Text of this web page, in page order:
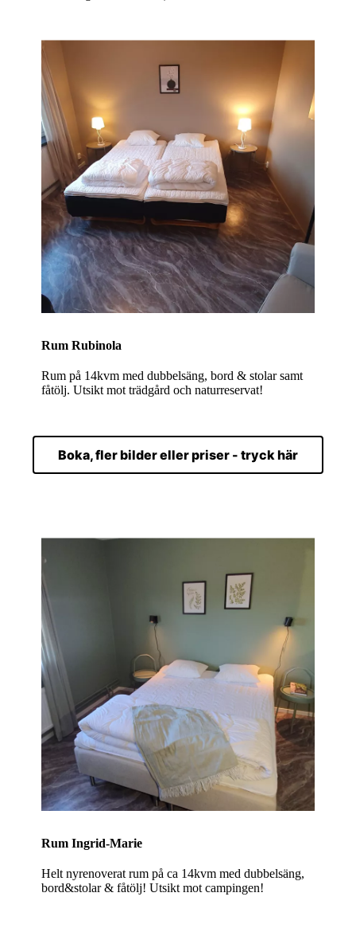
Rum Rubinola
Rum på 14kvm med dubbelsäng, bord & stolar samt
fåtölj. Utsikt mot trädgård och naturreservat!
Boka, fler bilder eller priser - tryck här
Rum Ingrid-Marie
Helt nyrenoverat rum på ca 14kvm med dubbelsäng,
bord&stolar & fåtölj! Utsikt mot campingen!